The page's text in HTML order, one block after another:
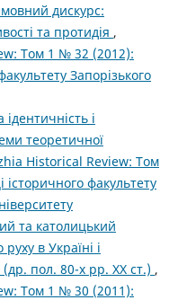
дискурс:
та протидія ,
Том 1 № 32 (2012):
Запорізького
і
теоретичної
Historical Review: Том
факультету
та католицький
в Україні і
пол. 80-х рр. XX ст.) ,
Том 1 № 30 (2011):